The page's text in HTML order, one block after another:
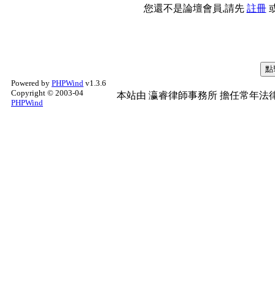
您還不是論壇會員,請先 註冊
Powered by PHPWind v1.3.6
Copyright © 2003-04
PHPWind
本站由 瀛睿律師事務所 擔任常年法